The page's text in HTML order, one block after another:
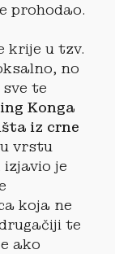
prohodao.
krije u tzv.
no
te
Konga
iz crne
vrstu
izjavio je
koja ne
te
ako